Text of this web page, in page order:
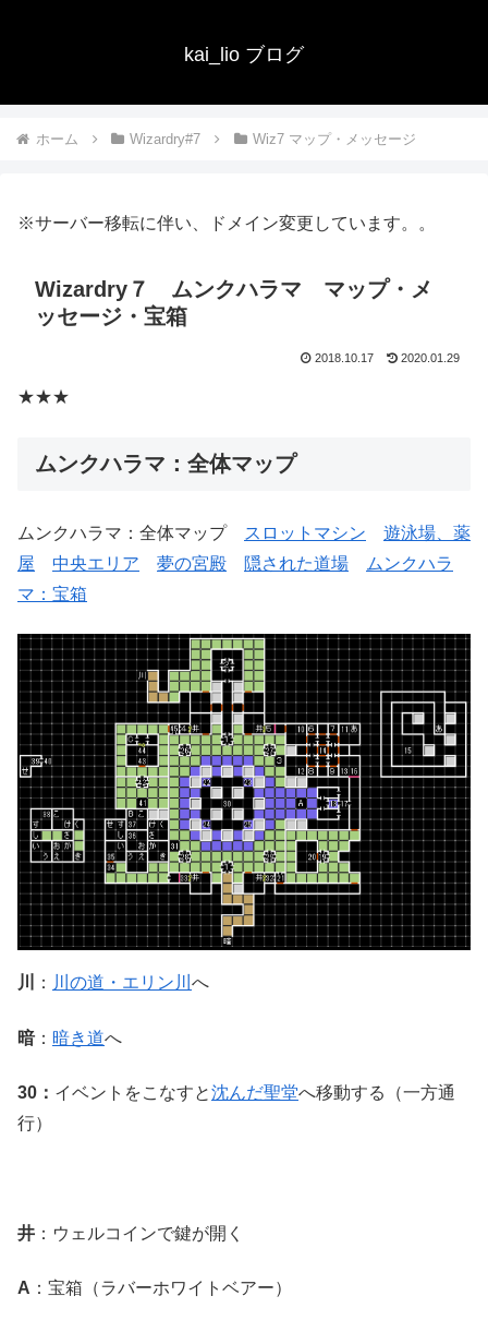
kai_lio ブログ
ホーム Wizardry#7 Wiz7 マップ・メッセージ
※サーバー移転に伴い、ドメイン変更しています。。
Wizardry７ ムンクハラマ マップ・メ
ッセージ・宝箱
2018.10.17 2020.01.29
★★★
ムンクハラマ：全体マップ
ムンクハラマ：全体マップ スロットマシン
遊泳場、薬
屋
中央エリア 夢の宮殿 隠された道場
ムンクハラ
マ：宝箱
川 ： 川の道・エリン川 へ
暗： 暗き道へ
30： イベントをこなすと沈んだ聖堂へ移動する（一方通
行）
井 ：ウェルコインで鍵が開く
A ：宝箱（ラバーホワイトベアー）